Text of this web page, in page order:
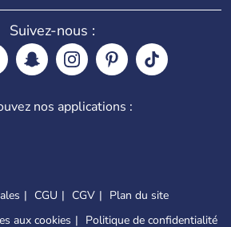
Suivez-nous :
nos applications :
CGU CGV
Plan du site
aux cookies
Politique de confidentialité